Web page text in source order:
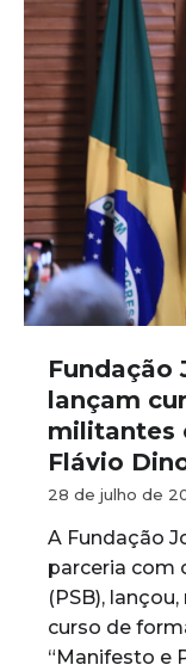
Fundação
lançam
militantes
Flávio
28 de julho de
A Fundação
parceria com
(PSB),
curso de
“Manifesto e